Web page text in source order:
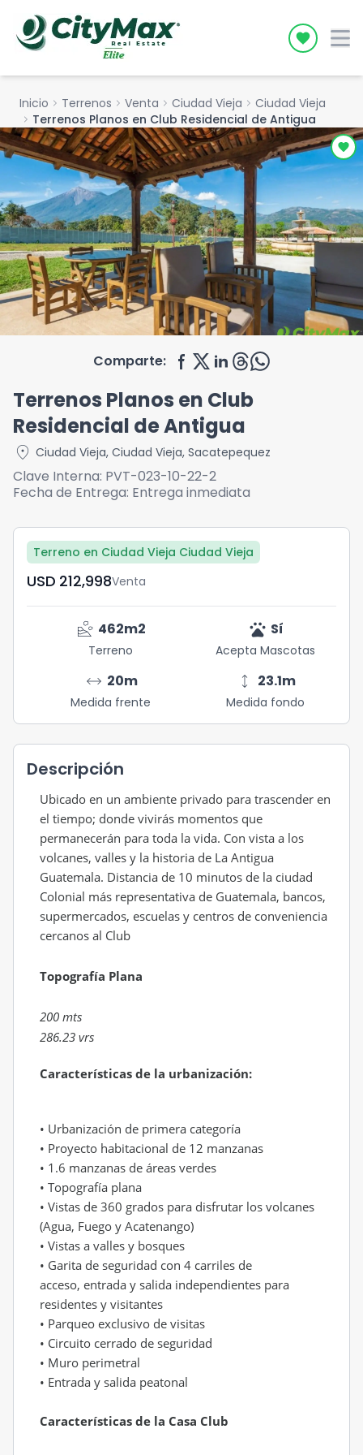
Icon
Inicio chevron_right Terrenos chevron_right Venta chevron_right Ciudad Vieja chevron_right Ciudad Vieja
chevron_right Terrenos Planos en Club Residencial de Antigua
Comparte:
Terrenos Planos en Club
Residencial de Antigua
location_on Ciudad Vieja, Ciudad Vieja, Sacatepequez
Clave Interna: PVT-023-10-22-2
Fecha de Entrega: Entrega inmediata
Terreno en Ciudad Vieja Ciudad Vieja
USD	212,998Venta
landslide 462m2
Terreno
pets Sí
Acepta Mascotas
arrow_range 20m
Medida frente
height 23.1m
Medida fondo
Descripción
Ubicado en un ambiente privado para trascender en
el tiempo; donde vivirás momentos que
permanecerán para toda la vida. Con vista a los
volcanes, valles y la historia de La Antigua
Guatemala. Distancia de 10 minutos de la ciudad
Colonial más representativa de Guatemala, bancos,
supermercados, escuelas y centros de conveniencia
cercanos al Club
Topografía Plana
200 mts
286.23 vrs
Características de la urbanización:
• Urbanización de primera categoría
• Proyecto habitacional de 12 manzanas
• 1.6 manzanas de áreas verdes
• Topografía plana
• Vistas de 360 grados para disfrutar los volcanes
(Agua, Fuego y Acatenango)
• Vistas a valles y bosques
• Garita de seguridad con 4 carriles de
acceso, entrada y salida independientes para
residentes y visitantes
• Parqueo exclusivo de visitas
• Circuito cerrado de seguridad
• Muro perimetral
• Entrada y salida peatonal
Características de la Casa Club